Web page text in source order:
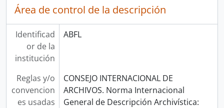
Área de control de la descripción
Identificad
or de la
institución
ABFL
Reglas y/o
convencion
es usadas
CONSEJO INTERNACIONAL DE
ARCHIVOS. Norma Internacional
General de Descripción Archivística: